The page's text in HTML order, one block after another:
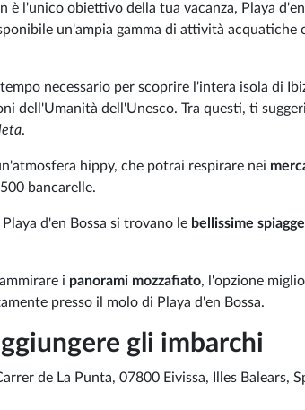
è l'unico obiettivo della tua vacanza, Playa
un'ampia gamma di attività acquatiche
necessario per scoprire l'intera isola di
dell'Umanità dell'Unesco. Tra questi, ti
.
hippy, che potrai respirare nei
bancarelle.
d'en Bossa si trovano le bellissime spiagge
i panorami mozzafiato, l'opzione
presso il molo di Playa d'en Bossa.
gli imbarchi
de La Punta, 07800 Eivissa, Illes Balears,